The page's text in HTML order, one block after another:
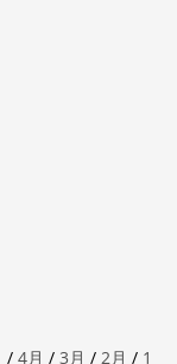
/ 4月 / 3月 / 2月 / 1